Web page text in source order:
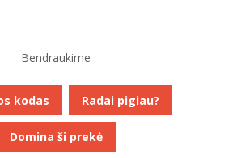
Bendraukime
kodas Radai pigiau?
Domina ši prekė